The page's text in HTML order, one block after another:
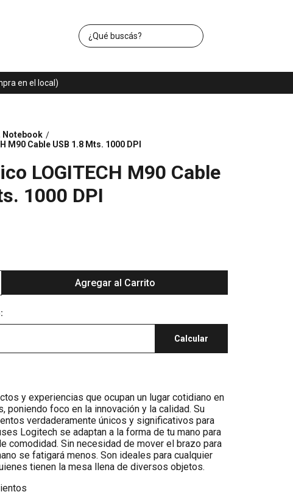
en el local)
Notebook /
M90 Cable USB 1.8 Mts. 1000 DPI
LOGITECH M90 Cable
1000 DPI
Agregar al Carrito
Calcular
y experiencias que ocupan un lugar cotidiano en
poniendo foco en la innovación y la calidad. Su
verdaderamente únicos y significativos para
Logitech se adaptan a la forma de tu mano para
comodidad. Sin necesidad de mover el brazo para
se fatigará menos. Son ideales para cualquier
tienen la mesa llena de diversos objetos.